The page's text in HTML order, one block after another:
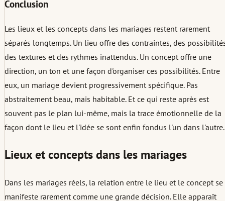
Conclusion
Les lieux et les concepts dans les mariages restent rarement
séparés longtemps. Un lieu offre des contraintes, des
des textures et des rythmes inattendus. Un concept offre une
direction, un ton et une façon d'organiser ces possibilités. Entre
eux, un mariage devient progressivement spécifique. Pas
abstraitement beau, mais habitable. Et ce qui reste après est
souvent pas le plan lui-même, mais la trace émotionnelle de la
façon dont le lieu et l'idée se sont enfin fondus l'un dans l'autre.
Lieux et concepts dans les mariages
Dans les mariages réels, la relation entre le lieu et le concept se
manifeste rarement comme une grande décision. Elle apparaît